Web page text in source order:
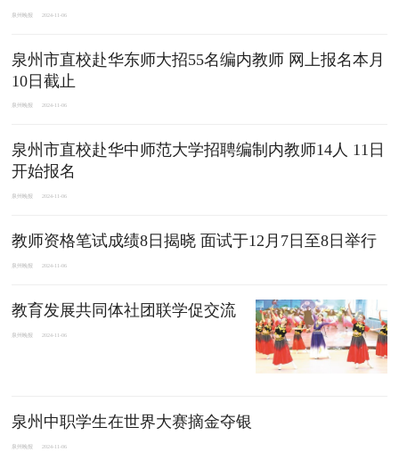
泉州晚报 2024-11-06
泉州市直校赴华东师大招55名编内教师 网上报名本月
10日截止
泉州晚报 2024-11-06
泉州市直校赴华中师范大学招聘编制内教师14人 11日
开始报名
泉州晚报 2024-11-06
教师资格笔试成绩8日揭晓 面试于12月7日至8日举行
泉州晚报 2024-11-06
教育发展共同体社团联学促交流
泉州晚报 2024-11-06
泉州中职学生在世界大赛摘金夺银
泉州晚报 2024-11-06